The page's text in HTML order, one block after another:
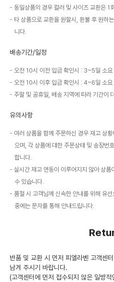
동일상품의 경우 컬러 및 사이즈 교환은 1
타 상품으로 교환을 원할시, 환불 후 원하
니다.
배송기간/일정
오전 10시 이전 입금 확인시 : 3~5일 소요
오전 10시 이후 입금 확인시 : 4~6일 소요
주말 및 공휴일, 배송 지역에 따라 기간이
유의사항
여러 상품을 함께 주문하신 경우 재고 상
으며, 각 상품에 대한 주문상태 및 송장번
합니다.
실시간 재고 연동이 이루어지지 않아 상품
수 있습니다.
품절 시 고객님께 신속한 안내를 위해 유
중에는 문자를 통해 안내드립니다.
반품 및 교환 시 먼저 피엘라벤 고객센
남겨 주시기 바랍니다.
(고객센터에 먼저 접수되지 않은 일방